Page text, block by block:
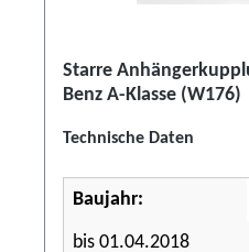
Starre
Benz A-Klasse (W176)
Technische Daten
Baujahr:
bis 01.04.2018